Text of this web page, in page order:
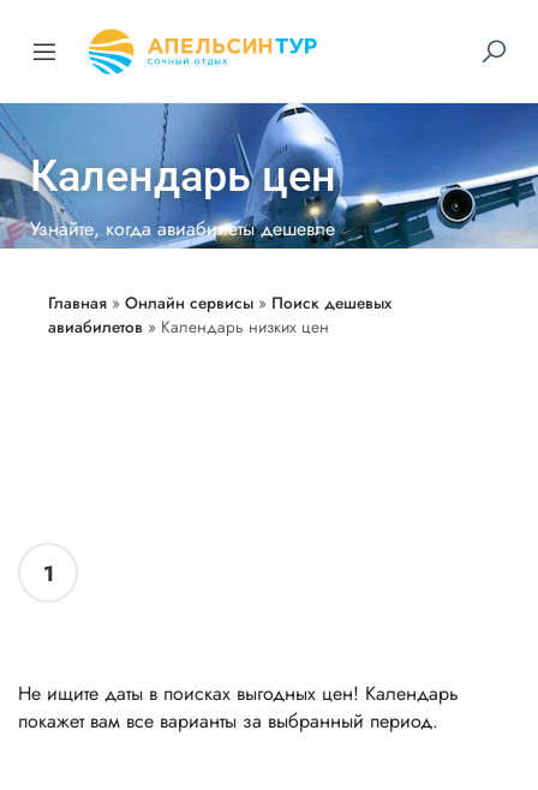
Календарь цен
Узнайте, когда авиабилеты дешевле
Главная » Онлайн сервисы » Поиск дешевых
авиабилетов » Календарь низких цен
1
Не ищите даты в поисках выгодных цен! Календарь
покажет вам все варианты за выбранный период.